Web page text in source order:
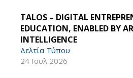
TALOS – DIGITAL
EDUCATION, ENABLED BY
INTELLIGENCE
Δελτία Τύπου
24 Ιουλ 2026